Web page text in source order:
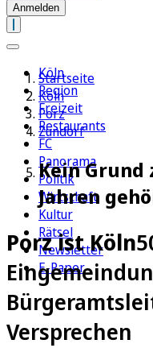
Anmelden
Köln
Region
Freizeit
Restaurants
FC
Panorama
Politik
Wirtschaft
Kultur
Rätsel
Newsletter
E-Paper
Startseite
Köln
Porz
Zündorf
Kein Grund
Jahren
Porz ist Köln
Versprechen